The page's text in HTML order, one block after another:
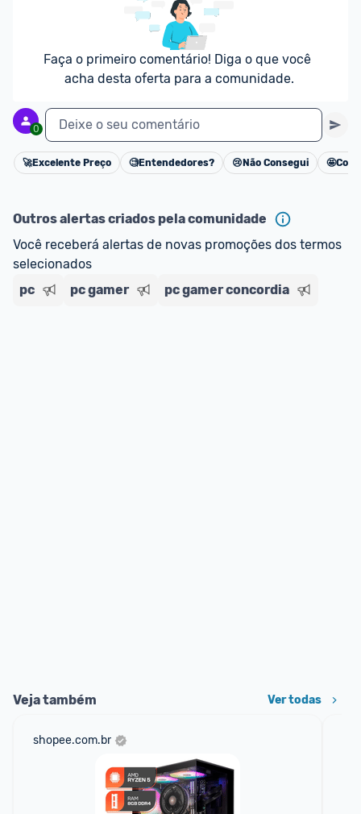
Faça o primeiro comentário! Diga o que você
acha desta oferta para a comunidade.
0 Deixe o seu comentário
Cancelar
🚀Excelente Preço 🧐Entendedores? 😢 Não Consegui 🤩
Outros alertas criados pela comunidade
Você receberá alertas de novas promoções dos termos
selecionados
pc
pc gamer pc gamer concordia
Veja também Ver todas
shopee.com.br